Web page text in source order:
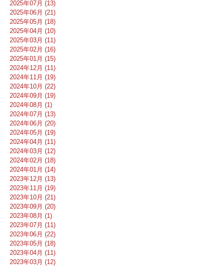
2025年07月 (13)
2025年06月 (21)
2025年05月 (18)
2025年04月 (10)
2025年03月 (11)
2025年02月 (16)
2025年01月 (15)
2024年12月 (11)
2024年11月 (19)
2024年10月 (22)
2024年09月 (19)
2024年08月 (1)
2024年07月 (13)
2024年06月 (20)
2024年05月 (19)
2024年04月 (11)
2024年03月 (12)
2024年02月 (18)
2024年01月 (14)
2023年12月 (13)
2023年11月 (19)
2023年10月 (21)
2023年09月 (20)
2023年08月 (1)
2023年07月 (11)
2023年06月 (22)
2023年05月 (18)
2023年04月 (11)
2023年03月 (12)